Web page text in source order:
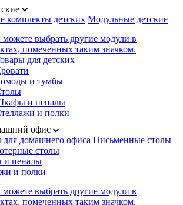
комплекты детских Модульные детские
выбрать другие модули в
помеченных таким значком.
для детских
и тумбы
и пеналы
и полки
офис
для домашнего офиса Письменные столы
столы
пеналы
и полки
выбрать другие модули в
помеченных таким значком.